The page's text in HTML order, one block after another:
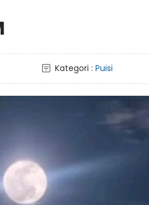
Kategori : Puisi